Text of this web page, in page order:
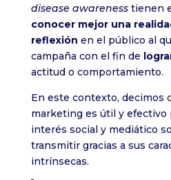
disease awarenesstienen
conocer mejor una
reflexión en el público al
campaña con el fin de
actitud o comportamiento.
En este contexto, decimos
marketing es útil y efectivo
interés social y mediático
transmitir gracias a sus
intrínsecas.